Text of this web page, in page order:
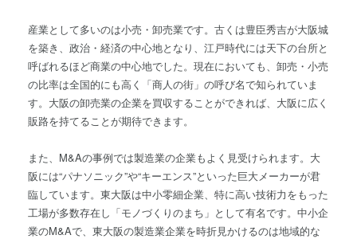
産業として多いのは小売・卸売業です。古くは豊臣秀吉が大阪城
を築き、政治・経済の中心地となり、江戸時代には天下の台所と
呼ばれるほど商業の中心地でした。現在においても、卸売・小売
の比率は全国的にも高く「商人の街」の呼び名で知られていま
す。大阪の卸売業の企業を買収することができれば、大阪に広く
販路を持てることが期待できます。
また、M&Aの事例では製造業の企業もよく見受けられます。大
阪には“パナソニック”や“キーエンス”といった巨大メーカーが君
臨しています。東大阪は中小零細企業、特に高い技術力をもった
工場が多数存在し「モノづくりのまち」として有名です。中小企
業のM&Aで、東大阪の製造業企業を時折見かけるのは地域的な